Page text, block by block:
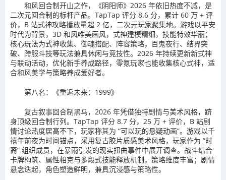
和风回合制开山之作，《阴阳师》2026 年依旧热度不减，是
二次元回合制的标杆产品。TapTap 评分 8.6 分，累计 60 万 + 评
价，B 站式神攻略播放量超 2 亿，二次元玩家聚集地。游戏以平安
时代为背景，3D 和风唯美画风，式神建模精细，技能特效华丽；
核心玩法为式神收集、御魂搭配、阵容策略，百鬼夜行、结界突
破、跨服斗技等玩法兼具休闲与竞技性。2026 年持续更新新式神
与联动活动，优化新手养成路径，零氪玩家也能收集核心式神，适
合和风美学与策略养成爱好者。
第八名：《重返未来：1999》
复古叙事回合制黑马，2026 年凭借独特剧情与美术风格，跻
身顶级回合制行列。TapTap 评分 8.7 分，25 万 + 评价，B 站剧
情讨论热度居高不下，玩家称其为 “可以玩的悬疑动画”。游戏以千
禧年前夜为时间锚点，采用复古胶片质感美术风格，玩家作为 “时
裔” 组织成员，在暴雨引发的现实扭曲事件中展开调查。战斗结合
卡牌构筑、属性相克与多段式技能释放机制，策略维度丰富；剧情
悬念迭起，角色塑造鲜明，兼具沉浸感与策略性。